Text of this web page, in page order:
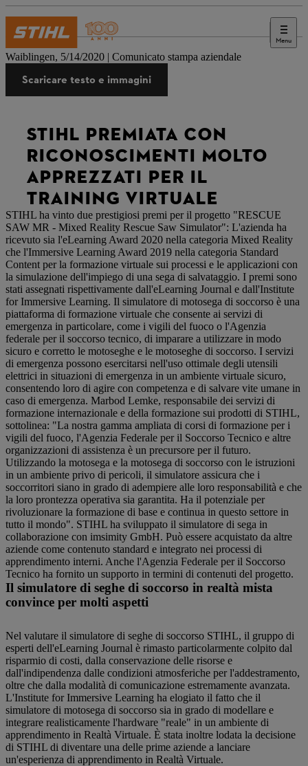
Menu
Stampa
Waiblingen, 5/14/2020 | Comunicato stampa aziendale
Scaricare testo e immagini
STIHL PREMIATA CON
RICONOSCIMENTI MOLTO
APPREZZATI PER IL
TRAINING VIRTUALE
STIHL ha vinto due prestigiosi premi per il progetto "RESCUE
SAW MR - Mixed Reality Rescue Saw Simulator": L'azienda ha
ricevuto sia l'eLearning Award 2020 nella categoria Mixed Reality
che l'Immersive Learning Award 2019 nella categoria Standard
Content per la formazione virtuale sui processi e le applicazioni con
la simulazione dell'impiego di una sega di salvataggio. I premi sono
stati assegnati rispettivamente dall'eLearning Journal e dall'Institute
for Immersive Learning. Il simulatore di motosega di soccorso è una
piattaforma di formazione virtuale che consente ai servizi di
emergenza in particolare, come i vigili del fuoco o l'Agenzia
federale per il soccorso tecnico, di imparare a utilizzare in modo
sicuro e corretto le motoseghe e le motoseghe di soccorso. I servizi
di emergenza possono esercitarsi nell'uso ottimale degli utensili
elettrici in situazioni di emergenza in un ambiente virtuale sicuro,
consentendo loro di agire con competenza e di salvare vite umane in
caso di emergenza. Marbod Lemke, responsabile dei servizi di
formazione internazionale e della formazione sui prodotti di STIHL,
sottolinea: "La nostra gamma ampliata di corsi di formazione per i
vigili del fuoco, l'Agenzia Federale per il Soccorso Tecnico e altre
organizzazioni di assistenza è un precursore per il futuro.
Utilizzando la motosega e la motosega di soccorso con le istruzioni
in un ambiente privo di pericoli, il simulatore assicura che i
soccorritori siano in grado di adempiere alle loro responsabilità e che
la loro prontezza operativa sia garantita. Ha il potenziale per
rivoluzionare la formazione di base e continua in questo settore in
tutto il mondo". STIHL ha sviluppato il simulatore di sega in
collaborazione con imsimity GmbH. Può essere acquistato da altre
aziende come contenuto standard e integrato nei processi di
apprendimento interni. Anche l'Agenzia Federale per il Soccorso
Tecnico ha fornito un supporto in termini di contenuti del progetto.
Il simulatore di seghe di soccorso in realtà mista
convince per molti aspetti
Nel valutare il simulatore di seghe di soccorso STIHL, il gruppo di
esperti dell'eLearning Journal è rimasto particolarmente colpito dal
risparmio di costi, dalla conservazione delle risorse e
dall'indipendenza dalle condizioni atmosferiche per l'addestramento,
oltre che dalla modalità di comunicazione estremamente avanzata.
L'Institute for Immersive Learning ha elogiato il fatto che il
simulatore di motosega di soccorso sia in grado di modellare e
integrare realisticamente l'hardware "reale" in un ambiente di
apprendimento in Realtà Virtuale. È stata inoltre lodata la decisione
di STIHL di diventare una delle prime aziende a lanciare
un'esperienza di apprendimento in Realtà Virtuale.